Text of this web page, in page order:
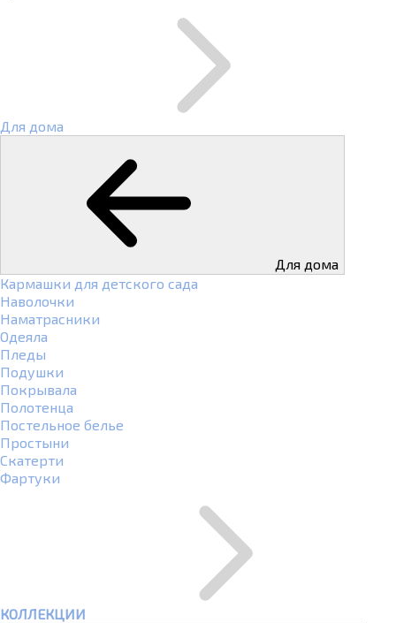
Для дома
Для дома
Кармашки для детского сада
Наволочки
Наматрасники
Одеяла
Пледы
Подушки
Покрывала
Полотенца
Постельное белье
Простыни
Скатерти
Фартуки
КОЛЛЕКЦИИ